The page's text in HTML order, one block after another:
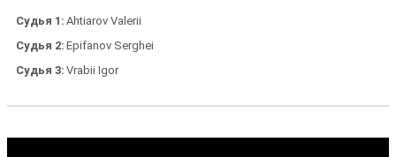
Судья 1 Ahtiarov Valerii
Судья 2 Epifanov Serghei
Судья 3 Vrabii Igor